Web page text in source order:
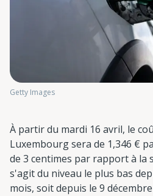
Getty Images
À partir du mardi 16 avril, le
Luxembourg sera de 1,346 €
de 3 centimes par rapport à la
s'agit du niveau le plus bas
mois, soit depuis le 9